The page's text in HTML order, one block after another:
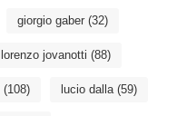
giorgio gaber(32)
lorenzo jovanotti (88)
(108) lucio dalla(59)